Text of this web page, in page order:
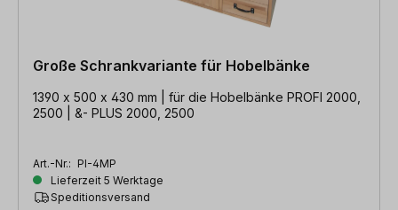
Große Schrankvariante für Hobelbänke
1390 x 500 x 430 mm | für die Hobelbänke PROFI 2000,
2500 | &- PLUS 2000, 2500
Art.-Nr.: PI-4MP
Lieferzeit 5 Werktage
Speditionsversand